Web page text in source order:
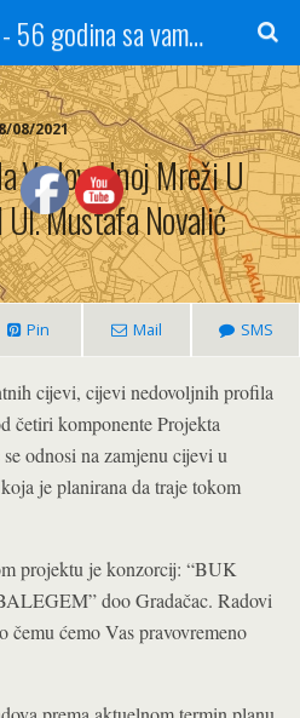
Radio Gradačac - 56 godina sa vama...
08/2021
Vodovodnoj Mreži U
Mustafa Novalić
Pin Mail SMS
cijevi, cijevi nedovoljnih profila
četiri komponente Projekta
odnosi na zamjenu cijevi u
je planirana da traje tokom
projektu je konzorcij: “BUK
doo Gradačac. Radovi
čemu ćemo Vas pravovremeno